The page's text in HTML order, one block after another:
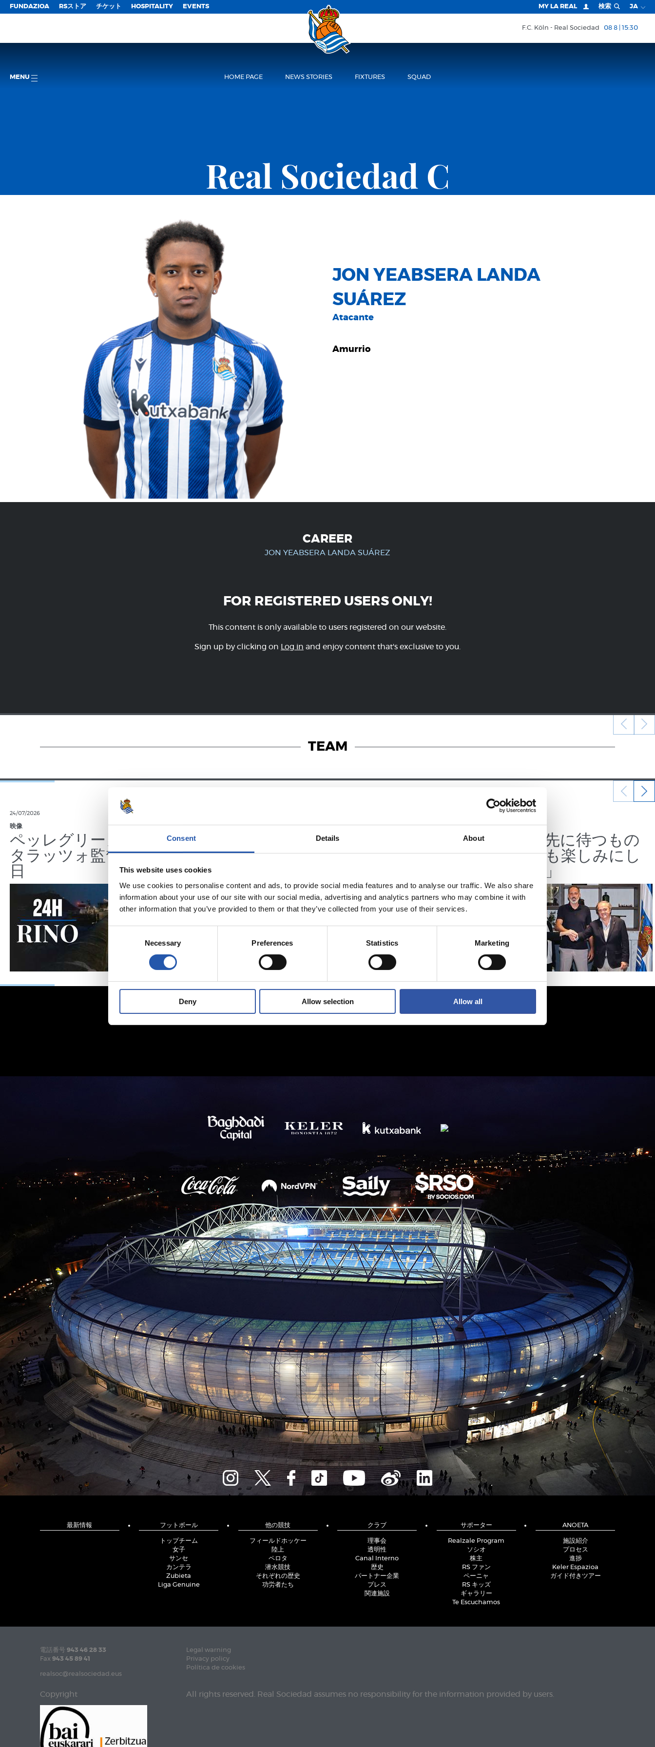
Consent Details About
This website uses cookies
We use cookies to personalise content and ads, to provide social media features and to analyse our traffic. We also share
information about your use of our site with our social media, advertising and analytics partners who may combine it with
other information that you’ve provided to them or that they’ve collected from your use of their services.
Necessary Preferences Statistics Marketing
Deny Allow selection Allow all
FUNDAZIOA RSストア チケット HOSPITALITY EVENTS MY LA REAL 検索 JA
F.C. Köln Real Sociedad 08 8 | 15:30
MENU HOME PAGE NEWS STORIES FIXTURES SQUAD
Real Sociedad C
JON YEABSERA LANDA
SUÁREZ
Atacante
Amurrio
CAREER
JON YEABSERA LANDA SUÁREZ
FOR REGISTERED USERS ONLY!
This content is only available to users registered on our website.
Sign up by clicking on Log in and enjoy content that's exclusive to you.
TEAM
24/07/2026
映像
ペッレグリーノ・マ
タラッツォ監督の一
日
公式発表
ジョン・マルティ
ン、2032年まで契約
延長
オンラインストア
新たな戦闘服、そこ
に宿るエネルギー
07/07/2026
公式発表
「この先に待つもの
をとても楽しみにし
ている」
最新情報 フットボール
トップチーム
女子
サンセ
カンテラ
Zubieta
Liga Genuine
他の競技
フィールドホッケー
陸上
ペロタ
潜水競技
それぞれの歴史
功労者たち
クラブ
理事会
透明性
Canal Interno
歴史
パートナー企業
プレス
関連施設
サポーター
Realzale Program
ソシオ
株主
RS ファン
ペーニャ
RS キッズ
ギャラリー
Te Escuchamos
ANOETA
施設紹介
プロセス
進捗
Keler Espazioa
ガイド付きツアー
電話番号 943 46 28 33
Fax 943 45 89 41
realsoc@realsociedad.eus
Legal warning
Privacy policy
Política de cookies
Copyright All rights reserved. Real Sociedad assumes no responsibility for the information provided by users.